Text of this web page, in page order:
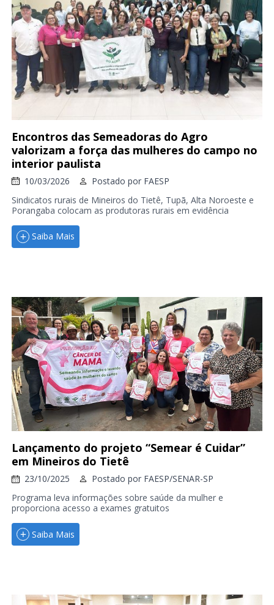
Encontros das Semeadoras do Agro
valorizam a força das mulheres do campo no
interior paulista
10/03/2026 Postado por FAESP
Sindicatos rurais de Mineiros do Tietê, Tupã, Alta Noroeste e
Porangaba colocam as produtoras rurais em evidência
Saiba Mais
Lançamento do projeto “Semear é Cuidar”
em Mineiros do Tietê
23/10/2025 Postado por FAESP/SENAR-SP
Programa leva informações sobre saúde da mulher e
proporciona acesso a exames gratuitos
Saiba Mais